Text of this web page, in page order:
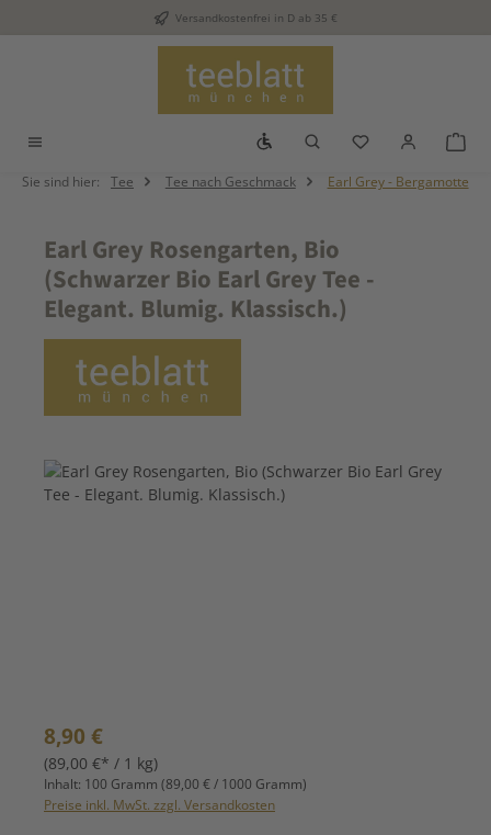
Zum Hauptinhalt springenVersandkostenfrei in D ab 35 €
Werkzeugleiste anzeigen
Du hast 0
Sie sind hier: Tee Tee nach Geschmack Earl Grey - Bergamotte
Earl Grey Rosengarten, Bio
(Schwarzer Bio Earl Grey Tee -
Elegant. Blumig. Klassisch.)
Bildergalerie überspringen
Regulärer Preis:
8,90 €
(89,00 €* / 1 kg)
Inhalt: 100 Gramm (89,00 € / 1000 Gramm)
Preise inkl. MwSt. zzgl. Versandkosten